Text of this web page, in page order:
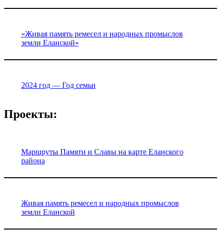
«Живая память ремесел и народных промыслов
земли Еланской»
2024 год — Год семьи
Проекты:
Маршруты Памяти и Славы на карте Еланского
района
Живая память ремесел и народных промыслов
земли Еланской